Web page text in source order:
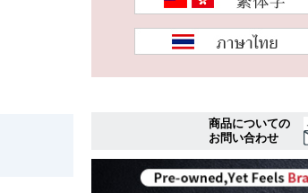
商品についての
お問い合わせ